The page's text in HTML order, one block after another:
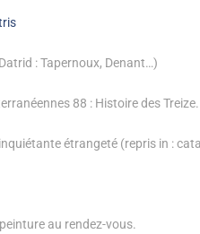
: Tapernoux, Denant…)
88 : Histoire des Treize.
étrangeté (repris in :
au rendez-vous.